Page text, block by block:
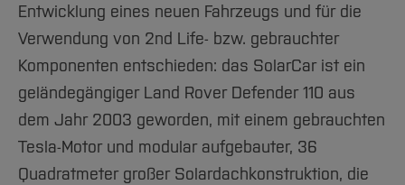
Entwicklung eines neuen Fahrzeugs und für die
Verwendung von 2nd Life- bzw. gebrauchter
Komponenten entschieden: das SolarCar ist ein
geländegängiger Land Rover Defender 110 aus
dem Jahr 2003 geworden, mit einem gebrauchten
Tesla-Motor und modular aufgebauter, 36
Quadratmeter großer Solardachkonstruktion, die